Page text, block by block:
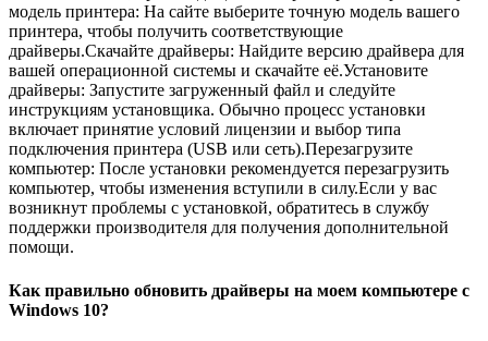
модель принтера: На сайте выберите точную модель вашего
принтера, чтобы получить соответствующие
драйверы.Скачайте драйверы: Найдите версию драйвера для
вашей операционной системы и скачайте её.Установите
драйверы: Запустите загруженный файл и следуйте
инструкциям установщика. Обычно процесс установки
включает принятие условий лицензии и выбор типа
подключения принтера (USB или сеть).Перезагрузите
компьютер: После установки рекомендуется перезагрузить
компьютер, чтобы изменения вступили в силу.Если у вас
возникнут проблемы с установкой, обратитесь в службу
поддержки производителя для получения дополнительной
помощи.
Как правильно обновить драйверы на моем компьютере с
Windows 10?